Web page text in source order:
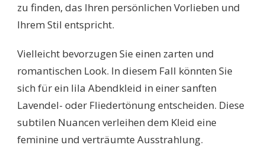
zu finden, das Ihren persönlichen Vorlieben und
Ihrem Stil entspricht.
Vielleicht bevorzugen Sie einen zarten und
romantischen Look. In diesem Fall könnten Sie
sich für ein lila Abendkleid in einer sanften
Lavendel- oder Fliedertönung entscheiden. Diese
subtilen Nuancen verleihen dem Kleid eine
feminine und verträumte Ausstrahlung.